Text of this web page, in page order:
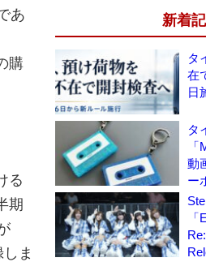
あ
購
る
期
ま
新着
タ
在
日
タ
動
ー